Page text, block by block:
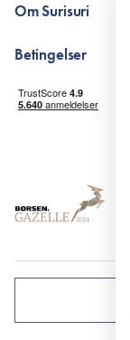
RE-ZIP
Retinol for
surisuri's mini
Om Surisuri
Black Friday
Betingelser
Levering og